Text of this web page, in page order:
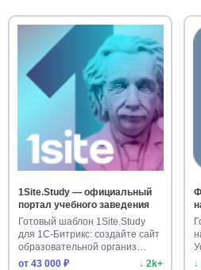
1Site.Study — официальный
портал учебного заведения
Готовый шаблон 1Site.Study
для 1С-Битрикс: создайте сайт
образовательной организ…
от 43 000 ₽
↓ 2k+